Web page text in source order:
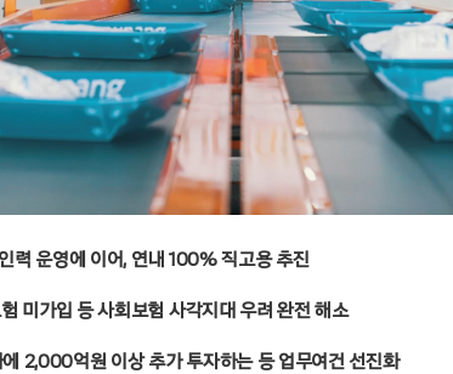
력 운영에 이어, 연내 100% 직고용 추진
미가입 등 사회보험 사각지대 우려 완전 해소
2,000억원 이상 추가 투자하는 등 업무여건 선진화